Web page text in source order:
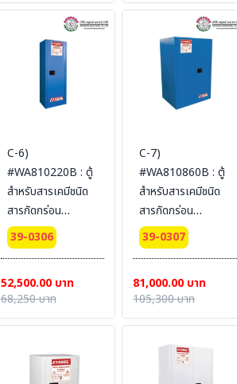
56x43x43
SYSBEL (ไม่รวม
สายดิน)
112x109x46
SYSBEL (ไม่รวม
สายดิน)
C-6)
#WA810220B : ตู้
สำหรับสารเคมีชนิด
สารกัดกร่อน
Corrosive
Cabinets 83 L 1
Certification(FM/CE)
Ext dimension
165x60x46
39-0306
52,500.00 บาท
68,250 บาท
C-7)
#WA810860B : ตู้
สำหรับสารเคมีชนิด
สารกัดกร่อน
Corrosive
Cabinets 340 L 2
Certification(FM/CE)
Ext dimension
165x109x86
SYSBEL(ไม่รวม
39-0307
81,000.00 บาท
105,300 บาท